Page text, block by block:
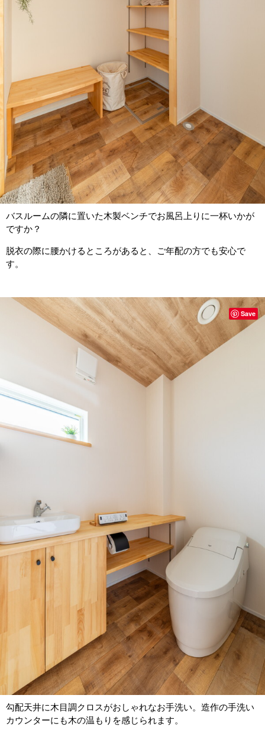
バスルームの隣に置いた木製ベンチでお風呂上りに一杯いかが
ですか？
脱衣の際に腰かけるところがあると、ご年配の方でも安心で
す。
勾配天井に木目調クロスがおしゃれなお手洗い。造作の手洗い
カウンターにも木の温もりを感じられます。
Save